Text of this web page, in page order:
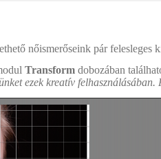
nőismerőseink pár
Transform dobozában
ezek kreatív